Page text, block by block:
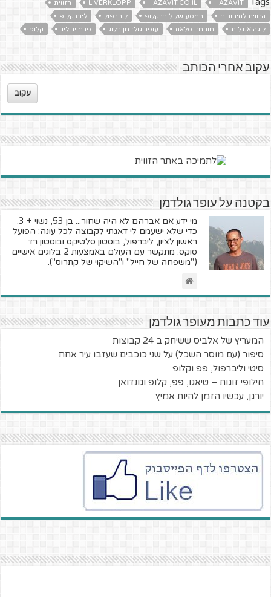
HAZAVIT
HAZAVIT.CO.IL
LIVERKLOPP
הזווית
הזווית לחיבורים
המסע של ליברקלופ ליברפול
ליברקלופ
ליגה אנגלית
מוחמד סלאח עופר גולדמן בלוג פרמייר ליג קלופ
עקוב אחרי הכותב
עקוב
בקטנה על עופר גולדמן
מי ידע אם אברהם לא היה שחור... בן 53, נשוי + 3.
כדי שלא ישעמם לי דאגתי לקבוצה לכל עונה: הפועל
ראשון לציון, ליברפול, בוסטון סלטיקס ובוסטון רד
סוקס. מתקשר עם העולם באמצעות 2 בלוגים אישיים
("משפחה של חייל" ו"השיקוי של קתרוס").
עוד כתבות מעופר גולדמן
המעריץ של אלביס ששיחק ב 24 קבוצות
סיפור ׁ(עם מוסר השכל) על שני כוכבים שעזבו עיר אחת
סיטי וליברפול, פפ וקלופ
חילופי זוגות – טיאגו, פפ, קלופ וגונדואן
יורגן, עכשיו הזמן להיות אמיץ